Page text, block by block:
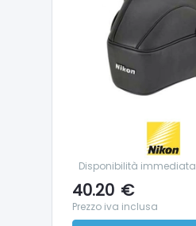
Disponibilità immediata
40.20 €
Prezzo iva inclusa